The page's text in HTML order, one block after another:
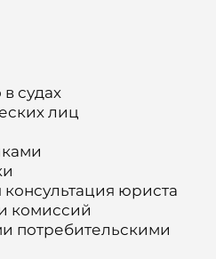
судах
лиц
юриста
комиссий
потребительскими